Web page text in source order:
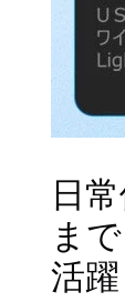
日
ま
活躍